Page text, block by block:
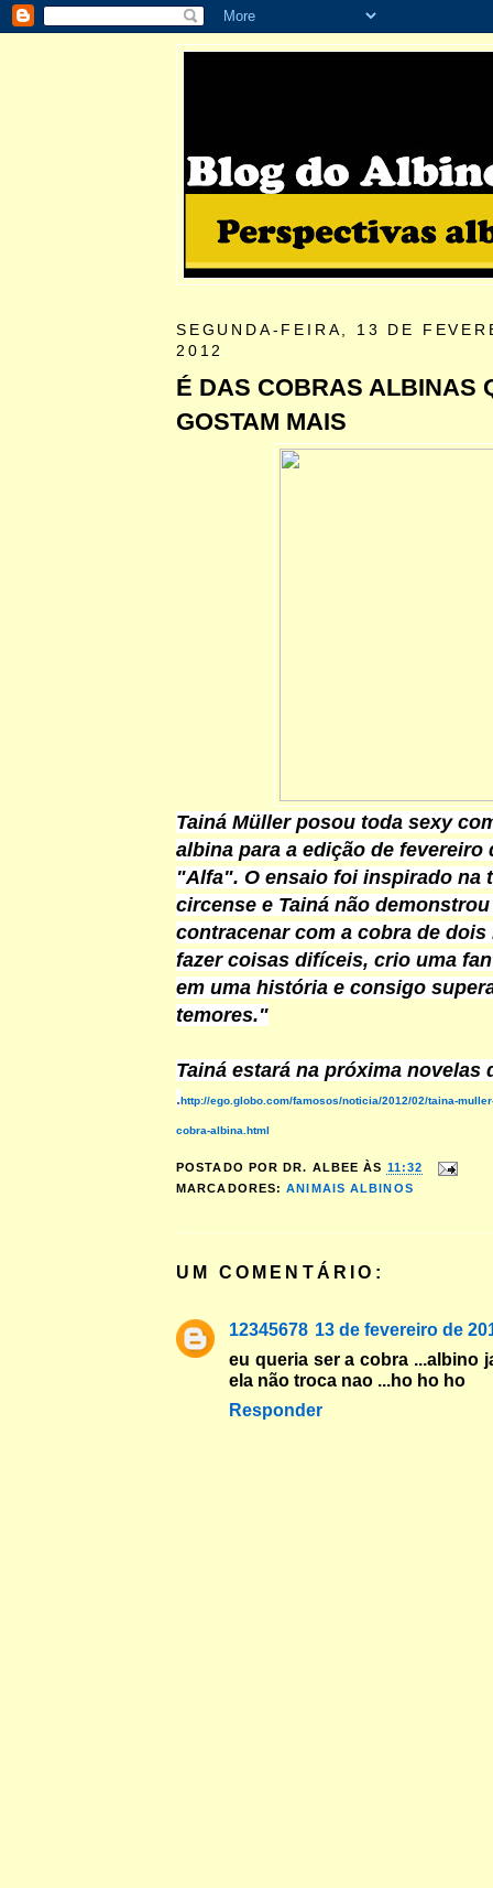
SEGUNDA-FEIRA, 13 DE
2012
É DAS COBRAS ALBINAS
GOSTAM MAIS
Tainá Müller posou toda sexy
albina para a edição de fevereiro
"Alfa". O ensaio foi inspirado na
circense e Tainá não
contracenar com a cobra de
fazer coisas difíceis, crio uma
em uma história e consigo
temores."
Tainá estará na próxima novelas
.http://ego.globo.com/famosos/noticia/2012/02/taina-
cobra-albina.html
POSTADO POR DR. ALBEE ÀS 11:32
MARCADORES:ANIMAIS ALBINOS
UM COMENTÁRIO:
12345678 13 de fevereiro de
eu queria ser a cobra ...albino
ela não troca nao ...ho ho ho
Responder